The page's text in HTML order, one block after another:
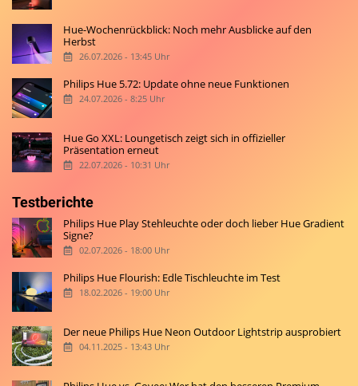
Hue-Wochenrückblick: Noch mehr Ausblicke auf den
Herbst
26.07.2026 - 13:45 Uhr
Philips Hue 5.72: Update ohne neue Funktionen
24.07.2026 - 8:25 Uhr
Hue Go XXL: Loungetisch zeigt sich in offizieller
Präsentation erneut
22.07.2026 - 10:31 Uhr
Testberichte
Philips Hue Play Stehleuchte oder doch lieber Hue Gradient
Signe?
02.07.2026 - 18:00 Uhr
Philips Hue Flourish: Edle Tischleuchte im Test
18.02.2026 - 19:00 Uhr
Der neue Philips Hue Neon Outdoor Lightstrip ausprobiert
04.11.2025 - 13:43 Uhr